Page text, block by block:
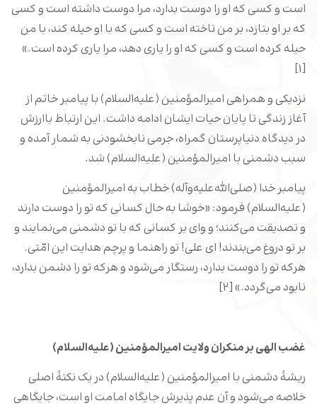
است و کسى که او را دوست بدارد، مرا دوست داشته است و کسى
که بر او بتازد، بر من تاخته است و کسى که با او حیله کند، با من
حیله کرده است و کسى که او را یارى دهد، مرا یارى کرده است.»
[۱]
نزدیکی و همراهی امیرالمؤمنین (علیه‌السلام) با پیامبر خاتم از
آغاز زندگی تا پایان حیات ایشان ادامه داشت. این ارتباط باارزش
در دیدگاه دنیاپرستان گمراه، جرمی نابخشودنی به شمار آمده و
سبب دشمنی با امیرالمؤمنین (علیه‌السلام) شد.
پیامبر خدا (صلی‌الله‌علیه‌وآله) خطاب به امیرالمؤمنین
(علیه‌السلام) فرمود: «خوشا به حال کسانى که تو را دوست دارند
و تصدیقت مى‌کنند؛ و واى بر کسانى که با تو دشمنى مى‌نمایند و
بر تو دروغ مى‌بندند! اى علی! تو راهنما و پرچم هدایت این امّتى.
هرکه تو را دوست بدارد، رستگار مى‌شود و هرکه تو را دشمن بدارد،
نابود مى‌گردد.» [۲]
غضب الهی بر منکران ولایت امیرالمؤمنین (علیه‌السلام)
ریشۀ دشمنی با امیرالمؤمنین (علیه‌السلام) در یک نکتۀ اصلی
خلاصه می‌شود و آن عدم پذیرش جایگاه امامت او است، جایگاهی